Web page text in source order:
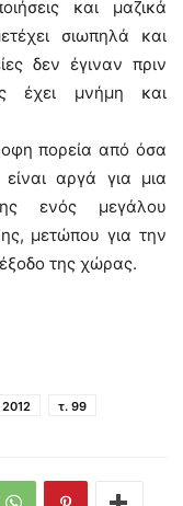
και μαζικά
σιωπηλά και
δεν έγιναν πριν
έχει μνήμη και
πορεία από όσα
αργά για μια
ενός μεγάλου
μετώπου για την
της χώρας.
2012 τ. 99